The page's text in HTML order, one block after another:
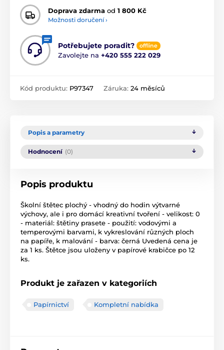
Doprava zdarma od 1 800 Kč
Možnosti doručení ›
Potřebujete poradit? offline
Zavolejte na +420 555 222 029
Kód produktu: P97347 Záruka: 24 měsíců
Popis a parametry
Hodnocení (0)
Popis produktu
Školní štětec plochý - vhodný do hodin výtvarné
výchovy, ale i pro domácí kreativní tvoření - velikost: 0
- materiál: štětiny prasete - použití: vodovými a
temperovými barvami, k vykreslování různých ploch
na papíře, k malování - barva: černá Uvedená cena je
za 1 ks. Štětce jsou uloženy v papírové krabičce po 12
ks.
Produkt je zařazen v kategoriích
Papírnictví Kompletní nabídka